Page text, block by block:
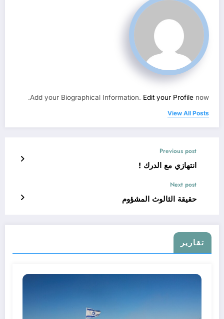
Add your Biographical Information. Edit your Profile now.
View All Posts
Previous post
انتهازي مع الدرك !
Next post
حقيقة الثالوث المشؤوم
تقارير